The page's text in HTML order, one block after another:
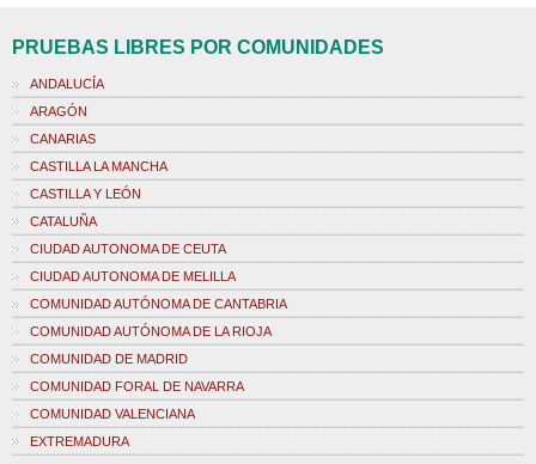
PRUEBAS LIBRES POR COMUNIDADES
ANDALUCÍA
ARAGÓN
CANARIAS
CASTILLA LA MANCHA
CASTILLA Y LEÓN
CATALUÑA
CIUDAD AUTONOMA DE CEUTA
CIUDAD AUTONOMA DE MELILLA
COMUNIDAD AUTÓNOMA DE CANTABRIA
COMUNIDAD AUTÓNOMA DE LA RIOJA
COMUNIDAD DE MADRID
COMUNIDAD FORAL DE NAVARRA
COMUNIDAD VALENCIANA
EXTREMADURA